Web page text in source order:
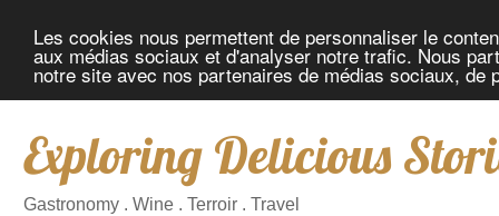
Les cookies nous permettent de personnaliser le
aux médias sociaux et d'analyser notre trafic. Nous
notre site avec nos partenaires de médias sociaux, de
Exploring Delicious
Gastronomy . Wine . Terroir . Travel